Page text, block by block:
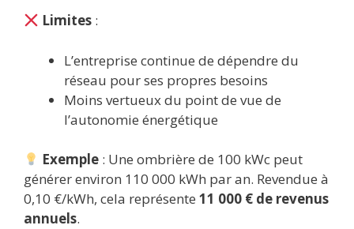
Limites :
L’entreprise continue de dépendre du
réseau pour ses propres besoins
Moins vertueux du point de vue de
l’autonomie énergétique
Exemple : Une ombrière de 100 kWc peut
générer environ 110 000 kWh par an. Revendue à
0,10 €/kWh, cela représente 11 000 € de revenus
annuels.